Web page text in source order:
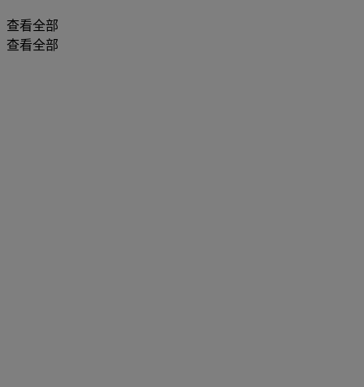
查看全部
查看全部